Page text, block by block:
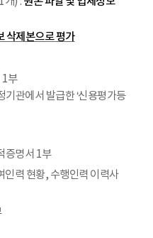
삭제본으로 평가
1부
기관에서 발급한 ‘신용평가등
증명서 1부
인력 현황, 수행인력 이력사